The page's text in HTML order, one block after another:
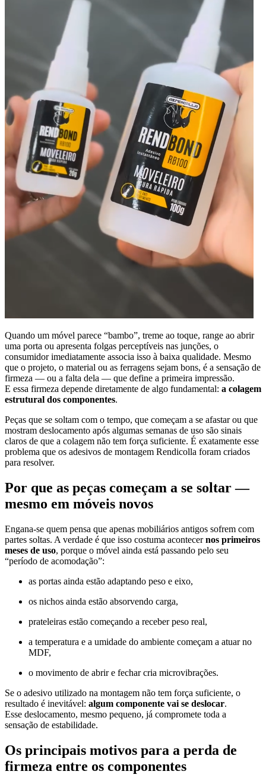
Quando um móvel parece “bambo”, treme ao toque, range ao abrir
uma porta ou apresenta folgas perceptíveis nas junções, o
consumidor imediatamente associa isso à baixa qualidade. Mesmo
que o projeto, o material ou as ferragens sejam bons, é a sensação de
firmeza — ou a falta dela — que define a primeira impressão.
E essa firmeza depende diretamente de algo fundamental: a colagem
estrutural dos componentes.
Peças que se soltam com o tempo, que começam a se afastar ou que
mostram deslocamento após algumas semanas de uso são sinais
claros de que a colagem não tem força suficiente. É exatamente esse
problema que os adesivos de montagem Rendicolla foram criados
para resolver.
Por que as peças começam a se soltar —
mesmo em móveis novos
Engana-se quem pensa que apenas mobiliários antigos sofrem com
partes soltas. A verdade é que isso costuma acontecernos primeiros
meses de uso, porque o móvel ainda está passando pelo seu
“período de acomodação”:
as portas ainda estão adaptando peso e eixo,
os nichos ainda estão absorvendo carga,
prateleiras estão começando a receber peso real,
a temperatura e a umidade do ambiente começam a atuar no
MDF,
o movimento de abrir e fechar cria microvibrações.
Se o adesivo utilizado na montagem não tem força suficiente, o
resultado é inevitável: algum componente vai se deslocar.
Esse deslocamento, mesmo pequeno, já compromete toda a
sensação de estabilidade.
Os principais motivos para a perda de
firmeza entre os componentes